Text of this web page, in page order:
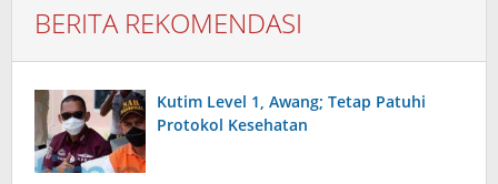
BERITA REKOMENDASI
Kutim Level 1, Awang; Tetap Patuhi
Protokol Kesehatan